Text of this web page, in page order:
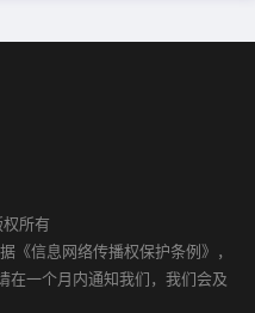
权所有
《信息网络传播权保护条例》，
在一个月内通知我们，我们会及